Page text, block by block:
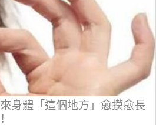
身體「這個地方」愈摸愈長